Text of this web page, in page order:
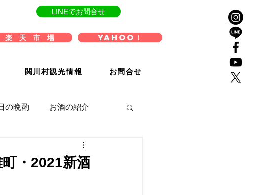
LINEでお問合せ
Yahoo！
関川村観光情報 お問合せ
楽 天 市 場
の晩酌 お酒の紹介
町・2021新酒